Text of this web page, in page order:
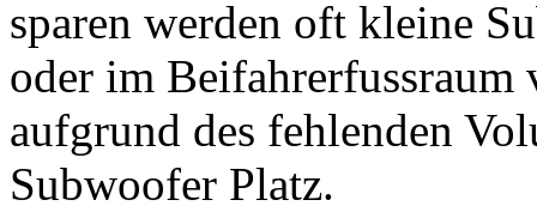
sparen werden oft kleine
oder im Beifahrerfussraum
aufgrund des fehlenden
Subwoofer Platz.